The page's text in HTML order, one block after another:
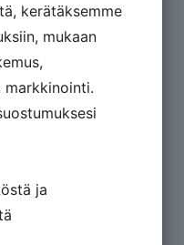
yhteistyöstä
Miten Te
kerätäksemme
mukaan
ja